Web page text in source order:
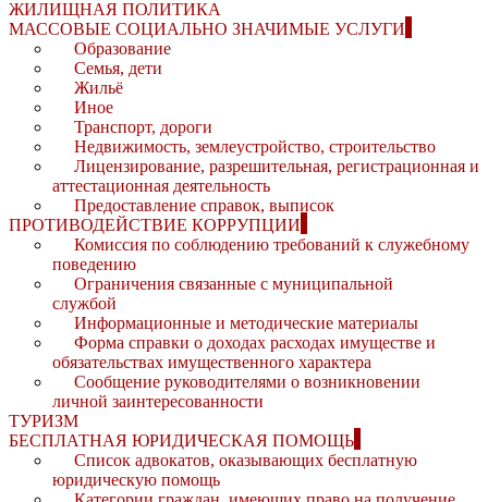
ЖИЛИЩНАЯ ПОЛИТИКА
МАССОВЫЕ СОЦИАЛЬНО ЗНАЧИМЫЕ УСЛУГИ
Образование
Семья, дети
Жильё
Иное
Транспорт, дороги
Недвижимость, землеустройство, строительство
Лицензирование, разрешительная, регистрационная и
аттестационная деятельность
Предоставление справок, выписок
ПРОТИВОДЕЙСТВИЕ КОРРУПЦИИ
Комиссия по соблюдению требований к служебному
поведению
Ограничения связанные с муниципальной
службой
Информационные и методические материалы
Форма справки о доходах расходах имуществе и
обязательствах имущественного характера
Сообщение руководителями о возникновении
личной заинтересованности
ТУРИЗМ
БЕСПЛАТНАЯ ЮРИДИЧЕСКАЯ ПОМОЩЬ
Список адвокатов, оказывающих бесплатную
юридическую помощь